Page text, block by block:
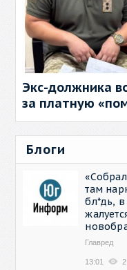
Экс-должника
за платную
Блоги
там
бл*дь,
Главред
13:01